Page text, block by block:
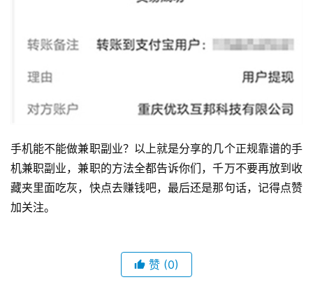
手机能不能做兼职副业？以上就是分享的几个正规靠谱的手
机兼职副业，兼职的方法全都告诉你们，千万不要再放到收
藏夹里面吃灰，快点去赚钱吧，最后还是那句话，记得点赞
加关注。
赞 (0)